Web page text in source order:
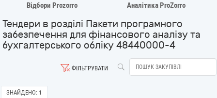
Відбори Prozorro Аналітика ProZorro
Тендери в розділі Пакети програмного
забезпечення для фінансового аналізу та
бухгалтерського обліку 48440000-4
ФІЛЬТРУВАТИ
ЗНАЙДЕНО: 1